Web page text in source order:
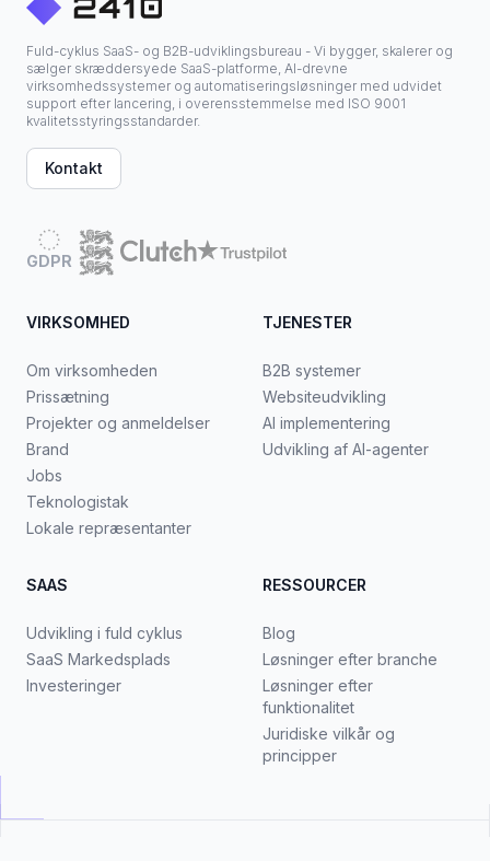
Fuld-cyklus SaaS- og B2B-udviklingsbureau - Vi bygger, skalerer og
sælger skræddersyede SaaS-platforme, AI-drevne
virksomhedssystemer og automatiseringsløsninger med udvidet
support efter lancering, i overensstemmelse med ISO 9001
kvalitetsstyringsstandarder.
Kontakt
GDPR
VIRKSOMHED
Om virksomheden
Prissætning
Projekter og anmeldelser
Brand
Jobs
Teknologistak
Lokale repræsentanter
TJENESTER
B2B systemer
Websiteudvikling
AI implementering
Udvikling af AI-agenter
SAAS
Udvikling i fuld cyklus
SaaS Markedsplads
Investeringer
RESSOURCER
Blog
Løsninger efter branche
Løsninger efter
funktionalitet
Juridiske vilkår og
principper